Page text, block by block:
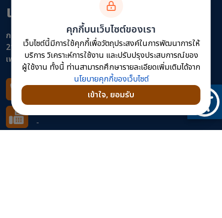
คุกกี้บนเว็บไซต์ของเรา
เว็บไซต์นี้มีการใช้คุกกี้เพื่อวัตถุประสงค์ในการพัฒนาการให้
บริการ วิเคราะห์การใช้งาน และปรับปรุงประสบการณ์ของ
ผู้ใช้งาน ทั้งนี้ ท่านสามารถศึกษารายละเอียดเพิ่มเติมได้จาก
นโยบายคุกกี้ของเว็บไซต์
เข้าใจ, ยอมรับ
แขวงทางหลวงเพชรบูรณ์ที่ 1
กรมทางหลวง
213 ถนน สามัคคีชัย ตำบล ในเมือง อำเภอเมืองเพชรบูรณ์
เพชรบูรณ์ 67000
โทรศัพท์
-